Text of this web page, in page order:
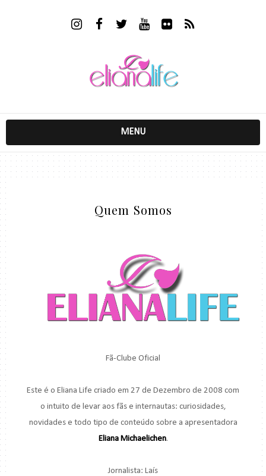
MENU
Quem Somos
Fã-Clube Oficial
Este é o Eliana Life criado em 27 de Dezembro de 2008 com
o intuito de levar aos fãs e internautas: curiosidades,
novidades e todo tipo de conteúdo sobre a apresentadora
Eliana Michaelichen.
Jornalista: Laís